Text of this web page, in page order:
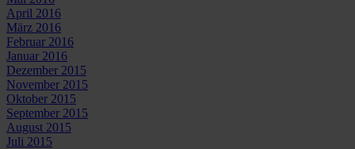
April 2016
März 2016
Februar 2016
Januar 2016
Dezember 2015
November 2015
Oktober 2015
September 2015
August 2015
Juli 2015